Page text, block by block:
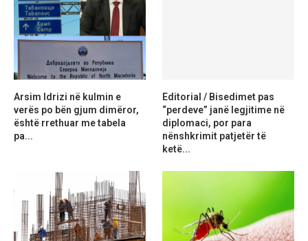
Arsim Idrizi në kulmin e
verës po bën gjum dimëror,
është rrethuar me tabela
pa...
Editorial / Bisedimet pas
“perdeve” janë legjitime në
diplomaci, por para
nënshkrimit patjetër të
ketë...